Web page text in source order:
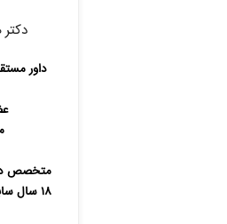
داور
متخصص در
۱۸ سال